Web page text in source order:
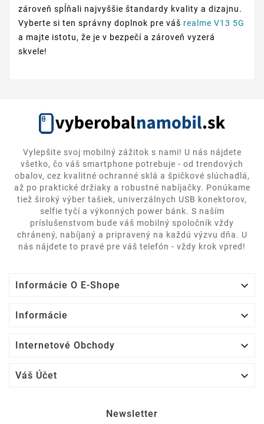
zároveň spĺňali najvyššie štandardy kvality a dizajnu.
Vyberte si ten správny doplnok pre váš realme V13 5G
a majte istotu, že je v bezpečí a zároveň vyzerá
skvele!
Vylepšite svoj mobilný zážitok s nami! U nás nájdete
všetko, čo váš smartphone potrebuje - od trendových
obalov, cez kvalitné ochranné sklá a špičkové slúchadlá,
až po praktické držiaky a robustné nabíjačky. Ponúkame
tiež široký výber tašiek, univerzálnych USB konektorov,
selfie tyčí a výkonných power bánk. S naším
príslušenstvom bude váš mobilný spoločník vždy
chránený, nabíjaný a pripravený na každú výzvu dňa. U
nás nájdete to pravé pre váš telefón - vždy krok vpred!
Informácie O E-Shope 
Informácie 
Internetové Obchody 
Váš Účet 
Newsletter